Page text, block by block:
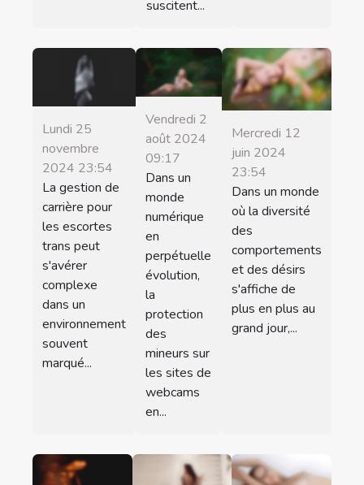
suscitent...
Lundi 25
novembre
2024 23:54
La gestion de
carrière pour
les escortes
trans peut
s'avérer
complexe
dans un
environnement
souvent
marqué...
Vendredi 2
août 2024
09:17
Dans un
monde
numérique
en
perpétuelle
évolution,
la
protection
des
mineurs sur
les sites de
webcams
en...
Mercredi 12
juin 2024
23:54
Dans un monde
où la diversité
des
comportements
et des désirs
s'affiche de
plus en plus au
grand jour,...